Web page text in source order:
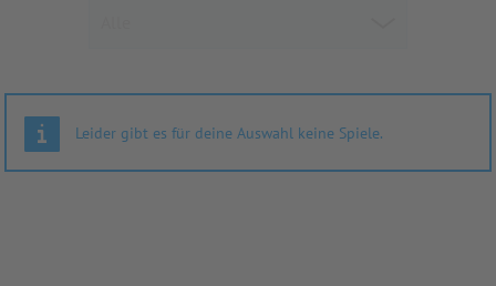
Leider gibt es für deine Auswahl keine Spiele.